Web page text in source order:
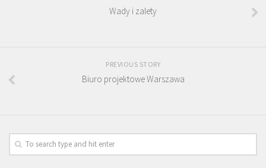
Wady i zalety
PREVIOUS STORY
Biuro projektowe Warszawa